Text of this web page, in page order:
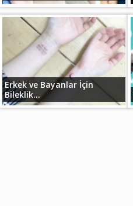
Erkek ve Bayanlar İçin
Bileklik...